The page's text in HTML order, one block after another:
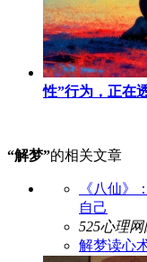
性”行为，正在
“解梦”的相关文章
《八仙》
自己
525心理网
解梦读心